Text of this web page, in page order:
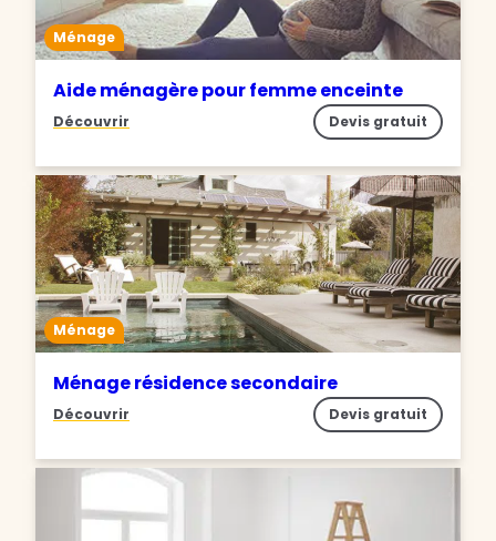
Ménage
Aide ménagère pour femme enceinte
Découvrir Devis gratuit
Ménage
Ménage résidence secondaire
Découvrir Devis gratuit